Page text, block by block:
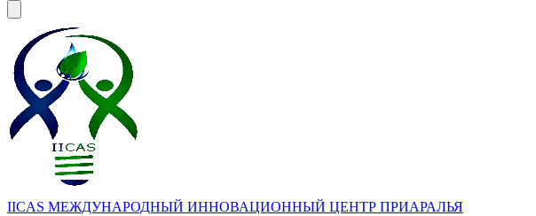
IICAS МЕЖДУНАРОДНЫЙ ИННОВАЦИОННЫЙ ЦЕНТР ПРИАРАЛЬЯ